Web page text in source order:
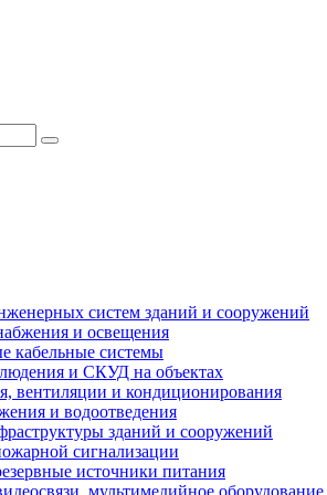
систем зданий и сооружений
и освещения
кабельные системы
и СКУД на объектах
вентиляции и кондиционирования
и водоотведения
зданий и сооружений
сигнализации
источники питания
мультимедийное оборудование